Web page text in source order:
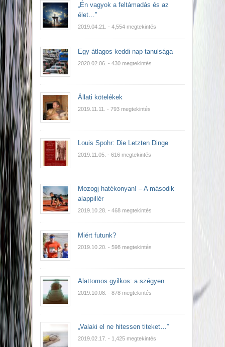
„Én vagyok a feltámadás és az
élet…”
2019.04.21. - 4,554 megtekintés
Egy átlagos keddi nap tanulsága
2020.02.06. - 430 megtekintés
Állati kötelékek
2019.11.11. - 793 megtekintés
Louis Spohr: Die Letzten Dinge
2019.11.05. - 616 megtekintés
Mozogj hatékonyan! – A második
alappillér
2019.10.28. - 468 megtekintés
Miért futunk?
2019.10.20. - 598 megtekintés
Alattomos gyilkos: a szégyen
2019.10.08. - 878 megtekintés
„Valaki el ne hitessen titeket…”
2019.02.17. - 1,425 megtekintés